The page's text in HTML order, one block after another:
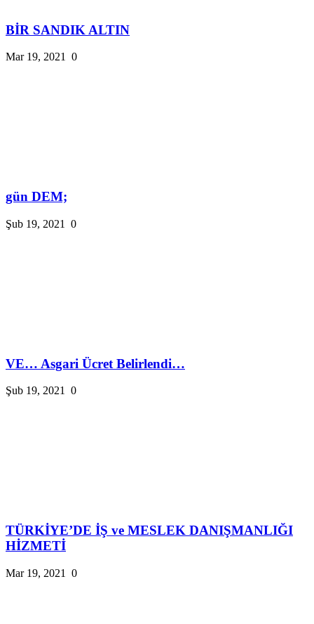
BİR SANDIK ALTIN
Mar 19, 2021 0
gün DEM;
Şub 19, 2021 0
VE… Asgari Ücret Belirlendi…
Şub 19, 2021 0
TÜRKİYE’DE İŞ ve MESLEK DANIŞMANLIĞI
HİZMETİ
Mar 19, 2021 0